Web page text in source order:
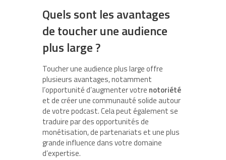
Quels sont les avantages
de toucher une audience
plus large ?
Toucher une audience plus large offre
plusieurs avantages, notamment
l’opportunité d’augmenter votre notoriété
et de créer une communauté solide autour
de votre podcast. Cela peut également se
traduire par des opportunités de
monétisation, de partenariats et une plus
grande influence dans votre domaine
d’expertise.